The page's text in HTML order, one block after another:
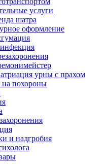
услуги
шатра
оформление
урны с прахом
на похороны
и надгробия